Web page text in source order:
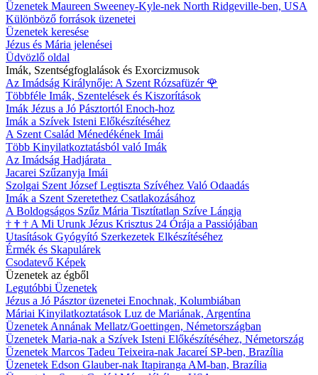
Üzenetek Maureen Sweeney-Kyle-nek North Ridgeville-ben, USA
Különböző források üzenetei
Üzenetek keresése
Jézus és Mária jelenései
Üdvözlő oldal
Imák, Szentségfoglalások és Exorcizmusok
Az Imádság Királynője: A Szent Rózsafüzér 🌹
Többféle Imák, Szentelések és Kiszorítások
Imák Jézus a Jó Pásztortól Enoch-hoz
Imák a Szívek Isteni Előkészítéséhez
A Szent Család Ménedékének Imái
Több Kinyilatkoztatásból való Imák
Az Imádság Hadjárata
Jacarei Szűzanyja Imái
Szolgai Szent József Legtiszta Szívéhez Való Odaadás
Imák a Szent Szeretethez Csatlakozásához
A Boldogságos Szűz Mária Tisztítatlan Szíve Lángja
† † † A Mi Urunk Jézus Krisztus 24 Órája a Passiójában
Utasítások Gyógyító Szerkezetek Elkészítéséhez
Érmék és Skapulárek
Csodatevő Képek
Üzenetek az égből
Legutóbbi Üzenetek
Jézus a Jó Pásztor üzenetei Enochnak, Kolumbiában
Máriai Kinyilatkoztatások Luz de Mariának, Argentína
Üzenetek Annának Mellatz/Goettingen, Németországban
Üzenetek Maria-nak a Szívek Isteni Előkészítéséhez, Németország
Üzenetek Marcos Tadeu Teixeira-nak Jacareí SP-ben, Brazília
Üzenetek Edson Glauber-nak Itapiranga AM-ban, Brazília